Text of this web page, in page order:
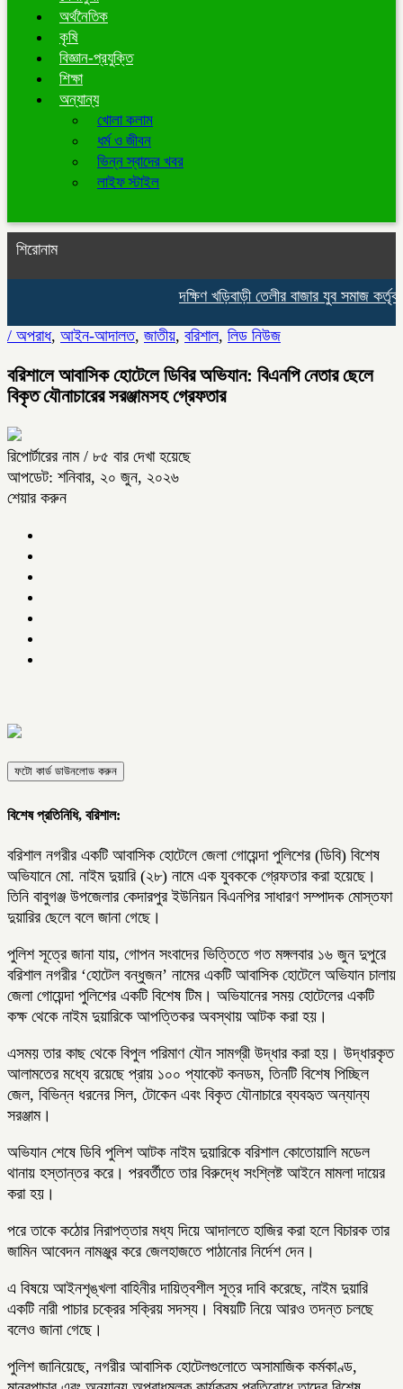
অর্থনৈতিক
কৃষি
বিজ্ঞান-প্রযুক্তি
শিক্ষা
অন্যান্য
খোলা কলাম
ধর্ম ও জীবন
ভিন্ন স্বাদের খবর
লাইফ স্টাইল
শিরোনাম
দক্ষিণ খড়িবাড়ী তেলীর বাজার যুব সমাজ
/ অপরাধ, আইন-আদালত, জাতীয়, বরিশাল, লিড নিউজ
বরিশালে আবাসিক হোটেলে ডিবির অভিযান: বিএনপি নেতার ছেলে
বিকৃত যৌনাচারের সরঞ্জামসহ গ্রেফতার
রিপোর্টারের নাম / ৮৫ বার দেখা হয়েছে
আপডেট: শনিবার, ২০ জুন, ২০২৬
শেয়ার করুন
ফটো কার্ড ডাউনলোড করুন
বিশেষ প্রতিনিধি, বরিশাল:
বরিশাল নগরীর একটি আবাসিক হোটেলে জেলা গোয়েন্দা পুলিশের (ডিবি) বিশেষ
অভিযানে মো. নাইম দুয়ারি (২৮) নামে এক যুবককে গ্রেফতার করা হয়েছে।
তিনি বাবুগঞ্জ উপজেলার কেদারপুর ইউনিয়ন বিএনপির সাধারণ সম্পাদক মোস্তফা
দুয়ারির ছেলে বলে জানা গেছে।
পুলিশ সূত্রে জানা যায়, গোপন সংবাদের ভিত্তিতে গত মঙ্গলবার ১৬ জুন দুপুরে
বরিশাল নগরীর ‘হোটেল বন্ধুজন’ নামের একটি আবাসিক হোটেলে অভিযান চালায়
জেলা গোয়েন্দা পুলিশের একটি বিশেষ টিম। অভিযানের সময় হোটেলের একটি
কক্ষ থেকে নাইম দুয়ারিকে আপত্তিকর অবস্থায় আটক করা হয়।
এসময় তার কাছ থেকে বিপুল পরিমাণ যৌন সামগ্রী উদ্ধার করা হয়। উদ্ধারকৃত
আলামতের মধ্যে রয়েছে প্রায় ১০০ প্যাকেট কনডম, তিনটি বিশেষ পিচ্ছিল
জেল, বিভিন্ন ধরনের সিল, টোকেন এবং বিকৃত যৌনাচারে ব্যবহৃত অন্যান্য
সরঞ্জাম।
অভিযান শেষে ডিবি পুলিশ আটক নাইম দুয়ারিকে বরিশাল কোতোয়ালি মডেল
থানায় হস্তান্তর করে। পরবর্তীতে তার বিরুদ্ধে সংশ্লিষ্ট আইনে মামলা দায়ের
করা হয়।
পরে তাকে কঠোর নিরাপত্তার মধ্য দিয়ে আদালতে হাজির করা হলে বিচারক তার
জামিন আবেদন নামঞ্জুর করে জেলহাজতে পাঠানোর নির্দেশ দেন।
এ বিষয়ে আইনশৃঙ্খলা বাহিনীর দায়িত্বশীল সূত্র দাবি করেছে, নাইম দুয়ারি
একটি নারী পাচার চক্রের সক্রিয় সদস্য। বিষয়টি নিয়ে আরও তদন্ত চলছে
বলেও জানা গেছে।
পুলিশ জানিয়েছে, নগরীর আবাসিক হোটেলগুলোতে অসামাজিক কর্মকাণ্ড,